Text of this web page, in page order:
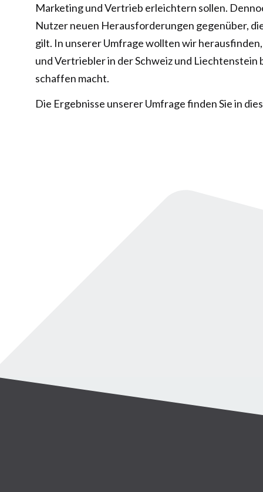
Marketing und Vertrieb erleichtern sollen.
Nutzer neuen Herausforderungen gegenüber,
gilt. In unserer Umfrage wollten wir
und Vertriebler in der Schweiz und Liechtenstein
schaffen macht.
Die Ergebnisse unserer Umfrage finden Sie in